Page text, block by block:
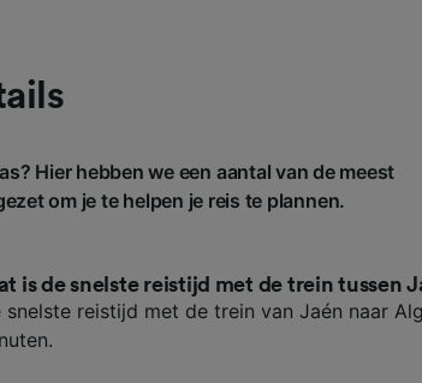
Hier hebben we een aantal van de meest
om je te helpen je reis te plannen.
is de snelste reistijd met de trein tussen
snelste reistijd met de trein van Jaén naar